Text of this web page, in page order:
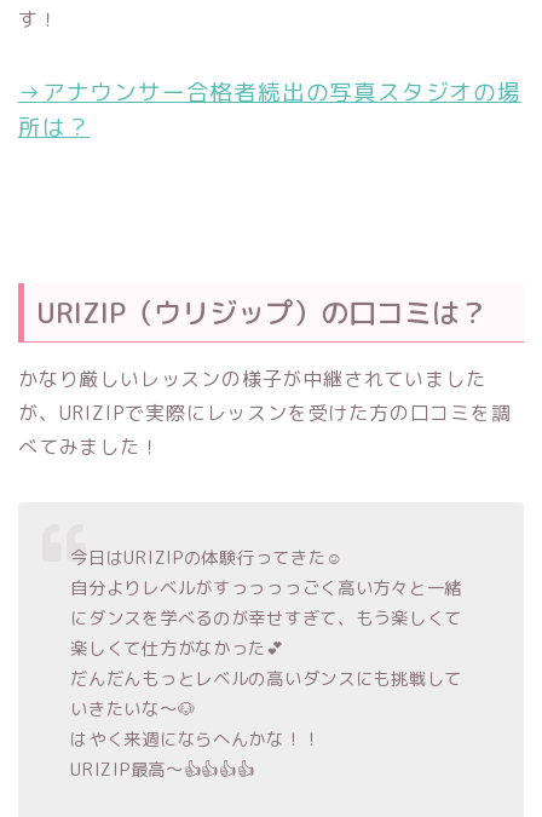
す！
→アナウンサー合格者続出の写真スタジオの場
所は？
URIZIP（ウリジップ）の口コミは？
かなり厳しいレッスンの様子が中継されていました
が、URIZIPで実際にレッスンを受けた方の口コミを調
べてみました！
今日はURIZIPの体験行ってきた☺️
自分よりレベルがすっっっっごく高い方々と一緒
にダンスを学べるのが幸せすぎて、もう楽しくて
楽しくて仕方がなかった💕
だんだんもっとレベルの高いダンスにも挑戦して
いきたいな〜🐶
はやく来週にならへんかな！！
URIZIP最高〜👍👍👍👍